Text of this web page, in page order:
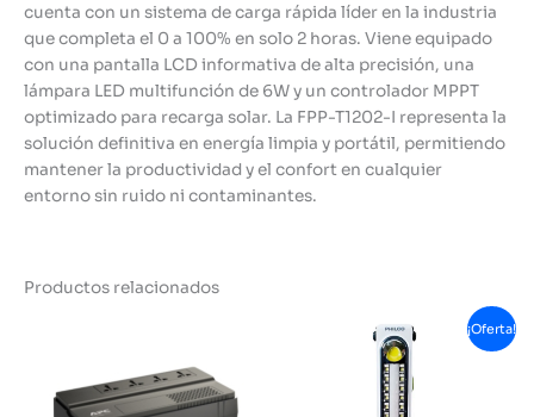
cuenta con un sistema de carga rápida líder en la industria
que completa el 0 a 100% en solo 2 horas. Viene equipado
con una pantalla LCD informativa de alta precisión, una
lámpara LED multifunción de 6W y un controlador MPPT
optimizado para recarga solar. La FPP-T1202-I representa la
solución definitiva en energía limpia y portátil, permitiendo
mantener la productividad y el confort en cualquier
entorno sin ruido ni contaminantes.
Productos relacionados
¡Oferta!